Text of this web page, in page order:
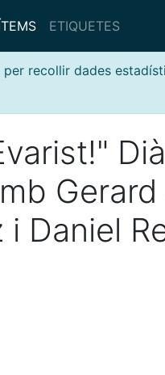
ETIQUETES
recollir dades
i Daniel